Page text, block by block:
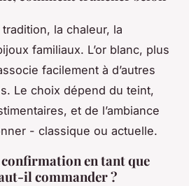
la chaleur, la
familiaux. L’or blanc, plus
facilement à d’autres
Le choix dépend du teint,
et de l’ambiance
- classique ou actuelle.
en tant que
il commander ?